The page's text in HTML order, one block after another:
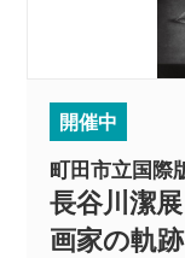
開催中
町田市立国際
長谷川潔
画家の軌跡